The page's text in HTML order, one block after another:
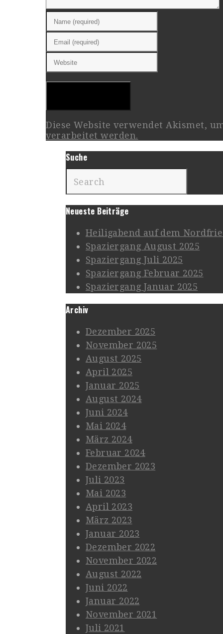
Diese Website verwendet Akismet,
verarbeitet werden.
Suche
Neueste Beiträge
Heiligabend auf dem
Spaziergang August 2025
Spaziergang Juli 2025
Spaziergang Februar 2025
Spaziergang Januar 2025
Archiv
Dezember 2025
November 2025
August 2025
April 2025
Januar 2025
August 2024
Juni 2024
Mai 2024
März 2024
Februar 2024
Dezember 2023
Juli 2023
Mai 2023
April 2023
März 2023
Januar 2023
Dezember 2022
November 2022
August 2022
Juni 2022
Januar 2022
November 2021
Juli 2021